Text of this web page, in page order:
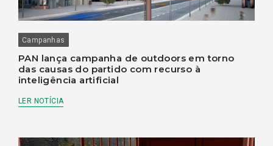
Campanhas
PAN lança campanha de outdoors em torno
das causas do partido com recurso à
inteligência artificial
LER NOTÍCIA